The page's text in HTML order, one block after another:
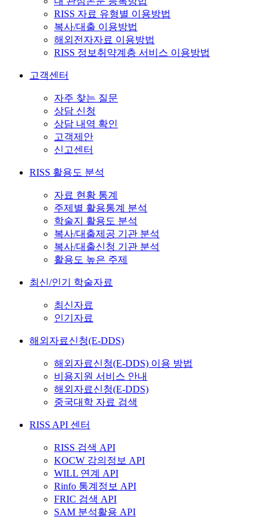
RISS 자료 유형별 이용방법
복사/대출 이용방법
해외전자자료 이용방법
RISS 정보취약계층 서비스 이용방법
고객센터
자주 찾는 질문
상담 신청
상담 내역 확인
고객제안
신고센터
RISS 활용도 분석
자료 현황 통계
주제별 활용통계 분석
학술지 활용도 분석
복사/대출제공 기관 분석
복사/대출신청 기관 분석
활용도 높은 주제
최신/인기 학술자료
최신자료
인기자료
해외자료신청(E-DDS)
해외자료신청(E-DDS) 이용 방법
비용지원 서비스 안내
해외자료신청(E-DDS)
중국대학 자료 검색
RISS API 센터
RISS 검색 API
KOCW 강의정보 API
WILL 연계 API
Rinfo 통계정보 API
FRIC 검색 API
SAM 분석활용 API